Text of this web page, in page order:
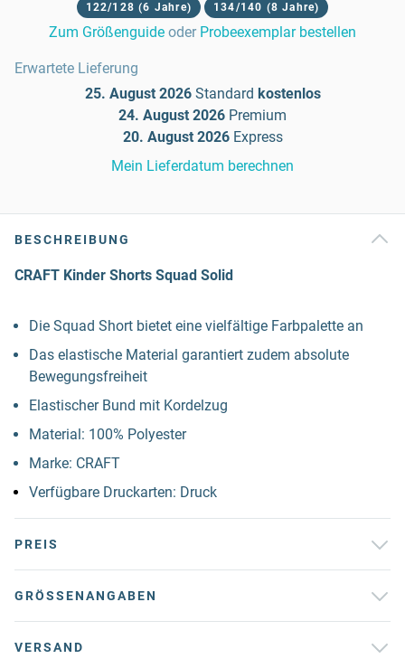
122/128 (6 Jahre) 134/140 (8 Jahre)
Zum Größenguide oder Probeexemplar bestellen
Erwartete Lieferung
25. August 2026 Standard kostenlos
24. August 2026 Premium
20. August 2026 Express
Mein Lieferdatum berechnen
BESCHREIBUNG
CRAFT Kinder Shorts Squad Solid
Die Squad Short bietet eine vielfältige Farbpalette an
Das elastische Material garantiert zudem absolute
Bewegungsfreiheit
Elastischer Bund mit Kordelzug
Material: 100% Polyester
Marke: CRAFT
Verfügbare Druckarten: Druck
PREIS
GRÖSSENANGABEN
VERSAND